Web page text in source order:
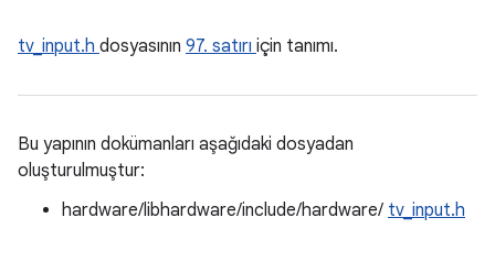
tv_input.h dosyasının 97. satırı için tanımı.
Bu yapının dokümanları aşağıdaki dosyadan
oluşturulmuştur:
hardware/libhardware/include/hardware/ tv_input.h